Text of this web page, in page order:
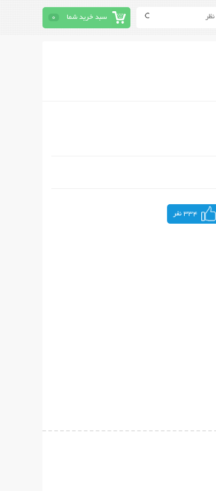
سبد خرید شما 0
334 نفر